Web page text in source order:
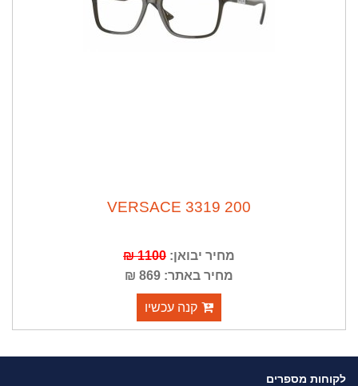
VERSACE 3319 200
מחיר יבואן: 1100 ₪
מחיר באתר: 869 ₪
קנה עכשיו
לקוחות מספרים